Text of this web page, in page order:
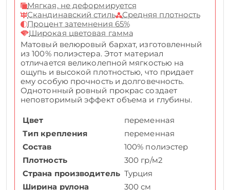
Мягкая, не деформируется
Скандинавский стиль
Средняя плотность
Процент затемнения 65%
Широкая цветовая гамма
Матовый велюровый бархат, изготовленный
из 100% полиэстера. Этот материал
отличается великолепной мягкостью на
ощупь и высокой плотностью, что придает
ему особую прочность и долговечность.
Однотонный ровный прокрас создает
неповторимый эффект объема и глубины.
Цвет
переменная
Тип крепления
переменная
Состав
100% полиэстер
Плотность
300 гр/м2
Страна производитель Турция
Ширина рулона
300 см